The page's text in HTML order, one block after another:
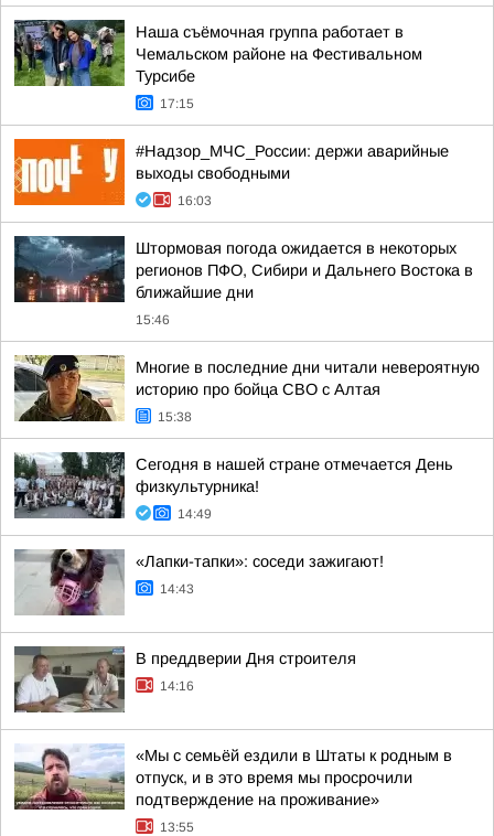
Наша съёмочная группа работает в
Чемальском районе на Фестивальном
Турсибе
17:15
#Надзор_МЧС_России: держи аварийные
выходы свободными
16:03
Штормовая погода ожидается в некоторых
регионов ПФО, Сибири и Дальнего Востока в
ближайшие дни
15:46
Многие в последние дни читали невероятную
историю про бойца СВО с Алтая
15:38
Сегодня в нашей стране отмечается День
физкультурника!
14:49
«Лапки-тапки»: соседи зажигают!
14:43
В преддверии Дня строителя
14:16
«Мы с семьёй ездили в Штаты к родным в
отпуск, и в это время мы просрочили
подтверждение на проживание»
13:55